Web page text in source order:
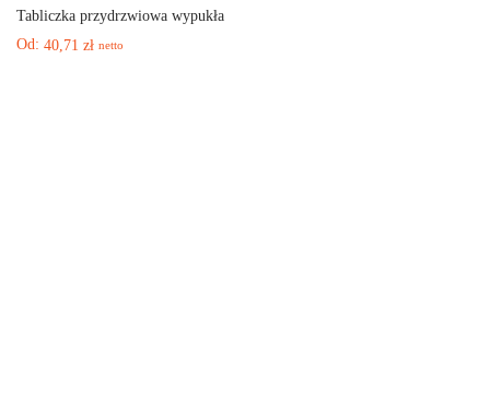
Tabliczka przydrzwiowa wypukła
Od: 40,71 zł netto